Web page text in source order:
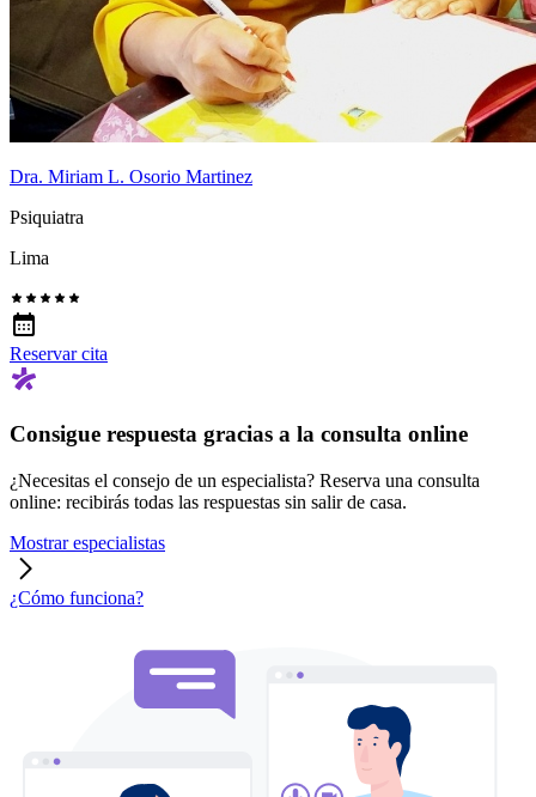
Dra. Miriam L. Osorio Martinez
Psiquiatra
Lima
Reservar cita
Consigue respuesta gracias a la consulta online
¿Necesitas el consejo de un especialista? Reserva una consulta
online: recibirás todas las respuestas sin salir de casa.
Mostrar especialistas
¿Cómo funciona?